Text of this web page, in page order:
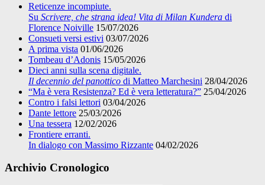
Reticenze incompiute.
Su Scrivere, che strana idea! Vita di Milan Kundera di
Florence Noiville 15/07/2026
Consueti versi estivi 03/07/2026
A prima vista 01/06/2026
Tombeau d’Adonis 15/05/2026
Dieci anni sulla scena digitale.
Il decennio del panottico di Matteo Marchesini 28/04/2026
“Ma è vera Resistenza? Ed è vera letteratura?” 25/04/2026
Contro i falsi lettori 03/04/2026
Dante lettore 25/03/2026
Una tessera 12/02/2026
Frontiere erranti.
In dialogo con Massimo Rizzante 04/02/2026
Archivio Cronologico